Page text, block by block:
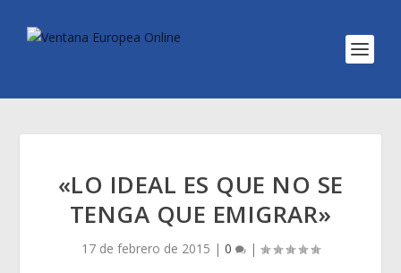
«LO IDEAL ES QUE NO SE
TENGA QUE EMIGRAR»
17 de febrero de 2015 | 0 |